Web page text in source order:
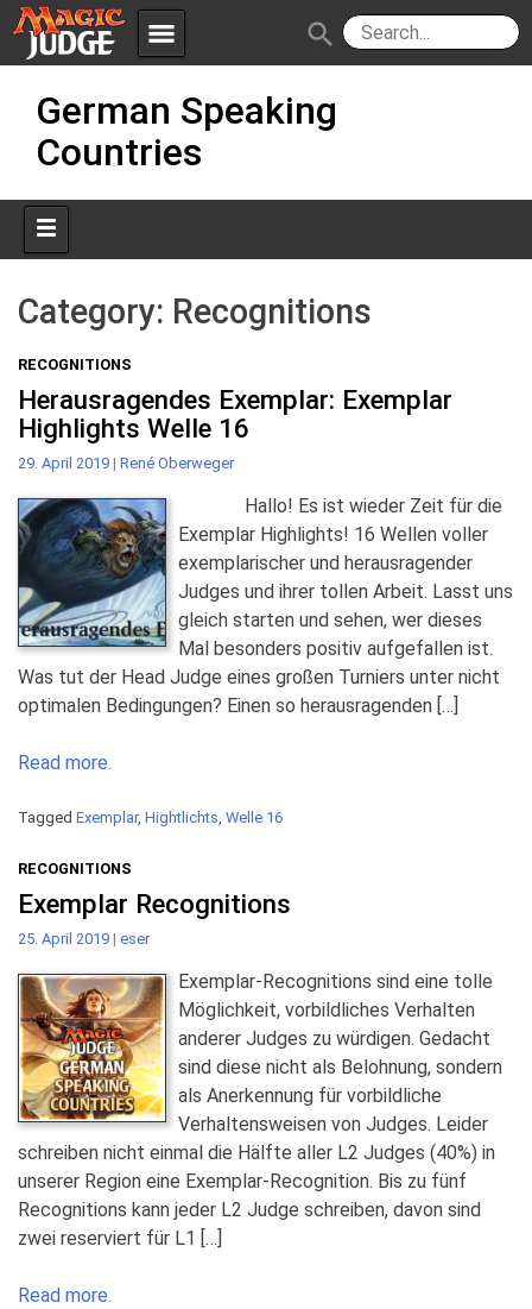
menu
JudgeApps
Policies
search
content
German Speaking
Countries
Category: Recognitions
RECOGNITIONS
Herausragendes Exemplar: Exemplar
Highlights Welle 16
29. April 2019 | René Oberweger
Hallo! Es ist wieder Zeit für die
Exemplar Highlights! 16 Wellen voller
exemplarischer und herausragender
Judges und ihrer tollen Arbeit. Lasst uns
gleich starten und sehen, wer dieses
Mal besonders positiv aufgefallen ist.
Was tut der Head Judge eines großen Turniers unter nicht
optimalen Bedingungen? Einen so herausragenden […]
Read more.
Tagged Exemplar, Hightlichts, Welle 16
RECOGNITIONS
Exemplar Recognitions
25. April 2019 | eser
Exemplar-Recognitions sind eine tolle
Möglichkeit, vorbildliches Verhalten
anderer Judges zu würdigen. Gedacht
sind diese nicht als Belohnung, sondern
als Anerkennung für vorbildliche
Verhaltensweisen von Judges. Leider
schreiben nicht einmal die Hälfte aller L2 Judges (40%) in
unserer Region eine Exemplar-Recognition. Bis zu fünf
Recognitions kann jeder L2 Judge schreiben, davon sind
zwei reserviert für L1 […]
Read more.